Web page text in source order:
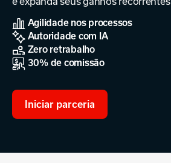
Agilidade nos processos
Autoridade com IA
Zero retrabalho
30% de comissão
Iniciar parceria